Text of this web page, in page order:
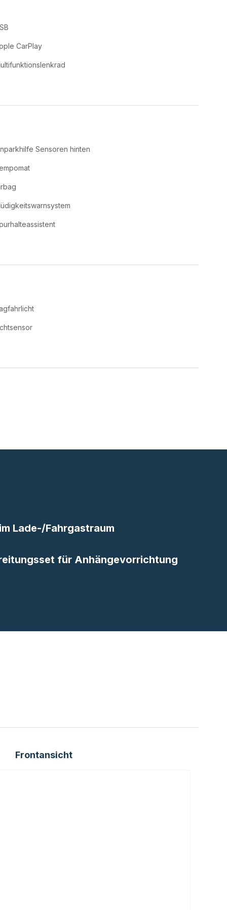
CarPlay
Sensoren hinten
Lade-/Fahrgastraum
für Anhängevorrichtung
Frontansicht